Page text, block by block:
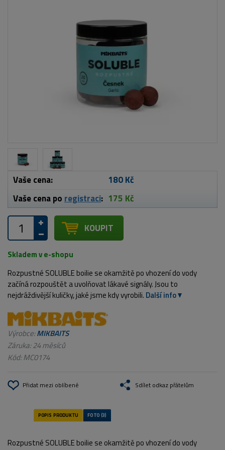
Vaše cena:
180 Kč
Vaše cena po registraci: 175 Kč
KOUPIT
Skladem v e-shopu
Rozpustné SOLUBLE boilie se okamžitě po vhození do vody
začíná rozpouštět a uvolňovat lákavé signály. Jsou to
nejdráždivější kuličky, jaké jsme kdy vyrobili. Další info
Výrobce:MIKBAITS
Záruka: 24 měsíců
Kód:MC0174
Přidat mezi oblíbené Sdílet odkaz přátelům
Rozpustné SOLUBLE boilie se okamžitě po vhození do vody